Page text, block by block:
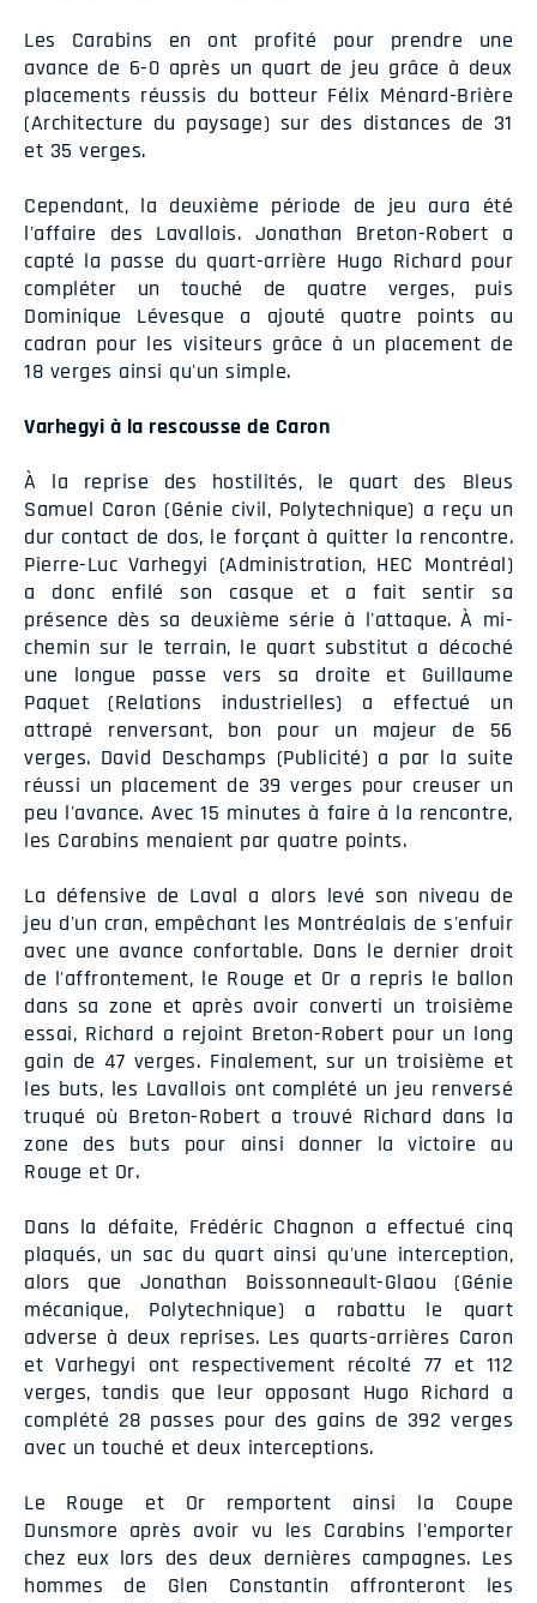
Les Carabins en ont profité pour prendre une
avance de 6-0 après un quart de jeu grâce à deux
placements réussis du botteur Félix Ménard-Brière
(Architecture du paysage) sur des distances de 31
et 35 verges.
Cependant, la deuxième période de jeu aura été
l'affaire des Lavallois. Jonathan Breton-Robert a
capté la passe du quart-arrière Hugo Richard pour
compléter un touché de quatre verges, puis
Dominique Lévesque a ajouté quatre points au
cadran pour les visiteurs grâce à un placement de
18 verges ainsi qu'un simple.
Varhegyi à la rescousse de Caron
À la reprise des hostilités, le quart des Bleus
Samuel Caron (Génie civil, Polytechnique) a reçu un
dur contact de dos, le forçant à quitter la rencontre.
Pierre-Luc Varhegyi (Administration, HEC Montréal)
a donc enfilé son casque et a fait sentir sa
présence dès sa deuxième série à l'attaque. À mi-
chemin sur le terrain, le quart substitut a décoché
une longue passe vers sa droite et Guillaume
Paquet (Relations industrielles) a effectué un
attrapé renversant, bon pour un majeur de 56
verges. David Deschamps (Publicité) a par la suite
réussi un placement de 39 verges pour creuser un
peu l'avance. Avec 15 minutes à faire à la rencontre,
les Carabins menaient par quatre points.
La défensive de Laval a alors levé son niveau de
jeu d'un cran, empêchant les Montréalais de s'enfuir
avec une avance confortable. Dans le dernier droit
de l'affrontement, le Rouge et Or a repris le ballon
dans sa zone et après avoir converti un troisième
essai, Richard a rejoint Breton-Robert pour un long
gain de 47 verges. Finalement, sur un troisième et
les buts, les Lavallois ont complété un jeu renversé
truqué où Breton-Robert a trouvé Richard dans la
zone des buts pour ainsi donner la victoire au
Rouge et Or.
Dans la défaite, Frédéric Chagnon a effectué cinq
plaqués, un sac du quart ainsi qu'une interception,
alors que Jonathan Boissonneault-Glaou (Génie
mécanique, Polytechnique) a rabattu le quart
adverse à deux reprises. Les quarts-arrières Caron
et Varhegyi ont respectivement récolté 77 et 112
verges, tandis que leur opposant Hugo Richard a
complété 28 passes pour des gains de 392 verges
avec un touché et deux interceptions.
Le Rouge et Or remportent ainsi la Coupe
Dunsmore après avoir vu les Carabins l'emporter
chez eux lors des deux dernières campagnes. Les
hommes de Glen Constantin affronteront les